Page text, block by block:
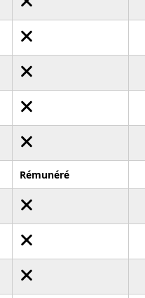
Rémunéré